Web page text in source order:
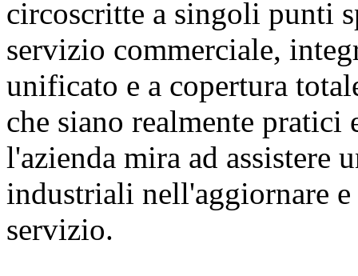
circoscritte a singoli punti
servizio commerciale,
unificato e a copertura
che siano realmente pratici
l'azienda mira ad assistere
industriali nell'aggiornare
servizio.